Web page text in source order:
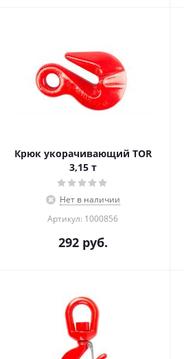
Крюк укорачивающий TOR
3,15 т
Нет в наличии
Артикул: 1000856
292руб.